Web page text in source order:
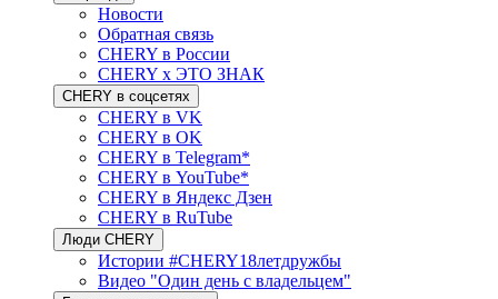
Новости
Обратная связь
CHERY в России
CHERY x ЭТО ЗНАК
CHERY в соцсетях
CHERY в VK
CHERY в OK
CHERY в Telegram*
CHERY в YouTube*
CHERY в Яндекс Дзен
CHERY в RuTube
Люди CHERY
Истории #CHERY18летдружбы
Видео "Один день с владельцем"